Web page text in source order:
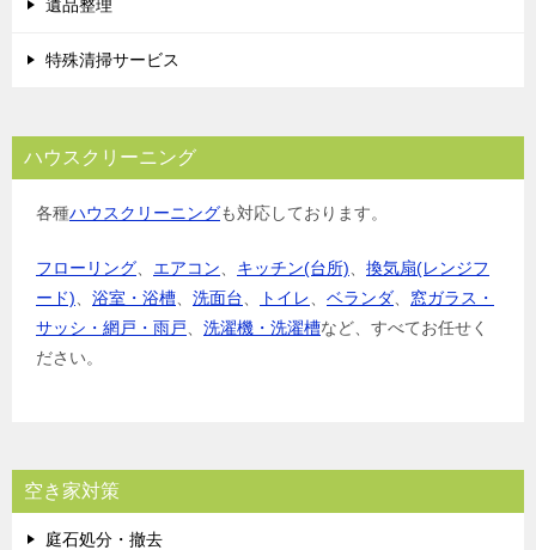
遺品整理
特殊清掃サービス
ハウスクリーニング
各種ハウスクリーニングも対応しております。
フローリング エアコン キッチン(台所)
換気扇(レンジフ
ード)
浴室・浴槽 洗面台 トイレ ベランダ
窓ガラス・
サッシ・網戸・雨戸
洗濯機・洗濯槽など、すべてお任せく
ださい。
空き家対策
庭石処分・撤去